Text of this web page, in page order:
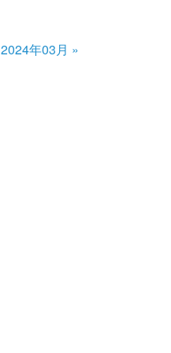
2024年03月 »